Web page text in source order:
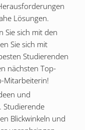
Lösungen.
Sie sich mit den
Sie sich mit
Studierenden
nächsten Top-
Mitarbeiterin!
und
Studierende
Blickwinkeln und